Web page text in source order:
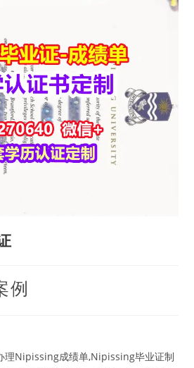
例
理Nipissing成绩单,Nipissing毕业证制